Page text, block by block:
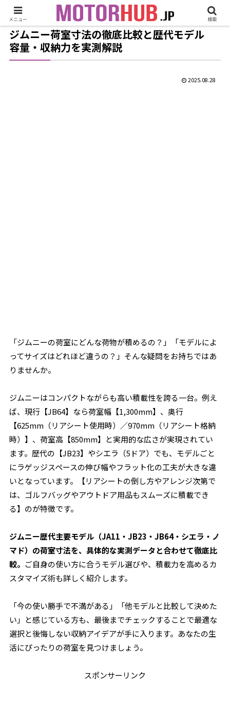
ジムニー荷室寸法の徹底比較と歴代モデル
容量・収納力を実測解説
2025.08.28
「ジムニーの荷室にどんな荷物が積めるの？」「モデルによ
ってサイズはどれほど違うの？」そんな疑問をお持ちではあ
りませんか。
ジムニーはコンパクトながらも高い積載性を誇る一台。例え
ば、現行【JB64】なら荷室幅【1,300mm】、奥行
【625mm（リアシート使用時）／970mm（リアシート格納
時）】、荷室高【850mm】と実用的な広さが実現されてい
ます。歴代の【JB23】やシエラ（5ドア）でも、モデルごと
にラゲッジスペースの伸び幅やフラット化の工夫が大きな違
いとなっています。【リアシートの倒し方やアレンジ次第で
は、ゴルフバッグやアウトドア用品もスムーズに積載でき
る】のが特徴です。
ジムニー歴代主要モデル（JA11・JB23・JB64・シエラ・ノ
マド）の荷室寸法を、具体的な実測データと合わせて徹底比
較。 ご自身の使い方に合うモデル選びや、積載力を高めるカ
スタマイズ術も詳しく紹介します。
「今の使い勝手で不満がある」「他モデルと比較して決めた
い」と感じている方も、最後までチェックすることで最適な
選択と後悔しない収納アイデアが手に入ります。あなたの生
活にぴったりの荷室を見つけましょう。
スポンサーリンク
メニュー 検索